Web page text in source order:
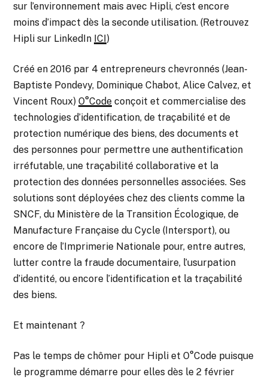
sur l’environnement mais avec Hipli, c’est encore
moins d’impact dès la seconde utilisation. (Retrouvez
Hipli sur LinkedIn ICI )
Créé en 2016 par 4 entrepreneurs chevronnés (Jean-
Baptiste Pondevy, Dominique Chabot, Alice Calvez, et
Vincent Roux)O°Code conçoit et commercialise des
technologies d’identification, de traçabilité et de
protection numérique des biens, des documents et
des personnes pour permettre une authentification
irréfutable, une traçabilité collaborative et la
protection des données personnelles associées. Ses
solutions sont déployées chez des clients comme la
SNCF, du Ministère de la Transition Écologique, de
Manufacture Française du Cycle (Intersport), ou
encore de l’Imprimerie Nationale pour, entre autres,
lutter contre la fraude documentaire, l’usurpation
d’identité, ou encore l’identification et la traçabilité
des biens.
Et maintenant ?
Pas le temps de chômer pour Hipli et O°Code puisque
le programme démarre pour elles dès le 2 février